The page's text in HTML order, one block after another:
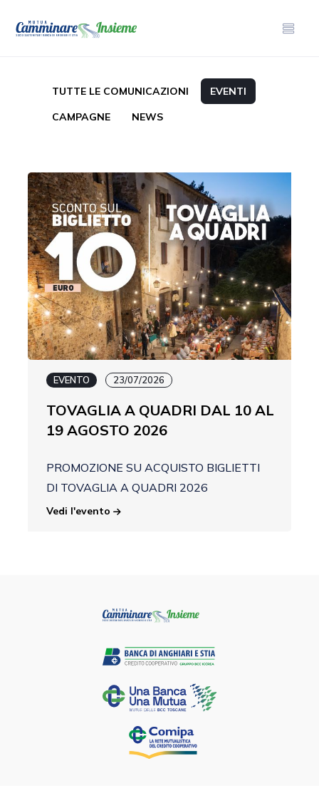
TUTTE LE COMUNICAZIONI EVENTI
CAMPAGNE NEWS
EVENTO 23/07/2026
TOVAGLIA A QUADRI DAL 10 AL
19 AGOSTO 2026
PROMOZIONE SU ACQUISTO BIGLIETTI
DI TOVAGLIA A QUADRI 2026
Vedi l'evento